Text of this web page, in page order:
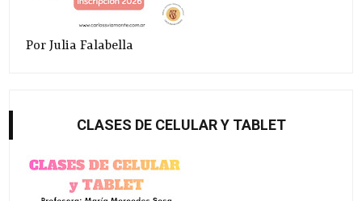
Por Julia Falabella
CLASES DE CELULAR Y TABLET